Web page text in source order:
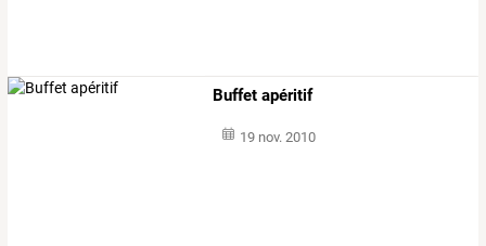
Buffet apéritif
19 nov. 2010